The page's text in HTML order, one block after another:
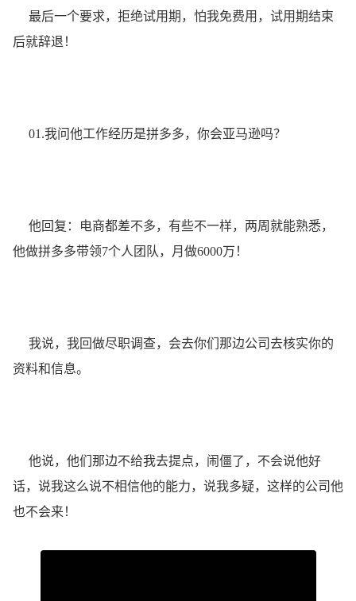
最后一个要求，拒绝试用期，怕我免费用，试用期结束
后就辞退！
01.我问他工作经历是拼多多，你会亚马逊吗？
他回复：电商都差不多，有些不一样，两周就能熟悉，
他做拼多多带领7个人团队，月做6000万！
我说，我回做尽职调查，会去你们那边公司去核实你的
资料和信息。
他说，他们那边不给我去提点，闹僵了，不会说他好
话，说我这么说不相信他的能力，说我多疑，这样的公司他
也不会来！